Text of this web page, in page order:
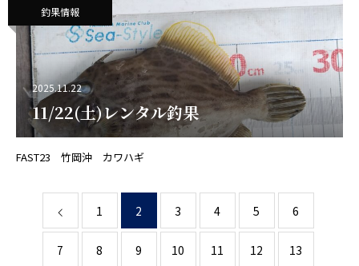
釣果情報
2025.11.22
11/22(土)レンタル釣果
FAST23 竹岡沖 カワハギ
1 2 3 4 5 6
7 8 9 10 11 12 13